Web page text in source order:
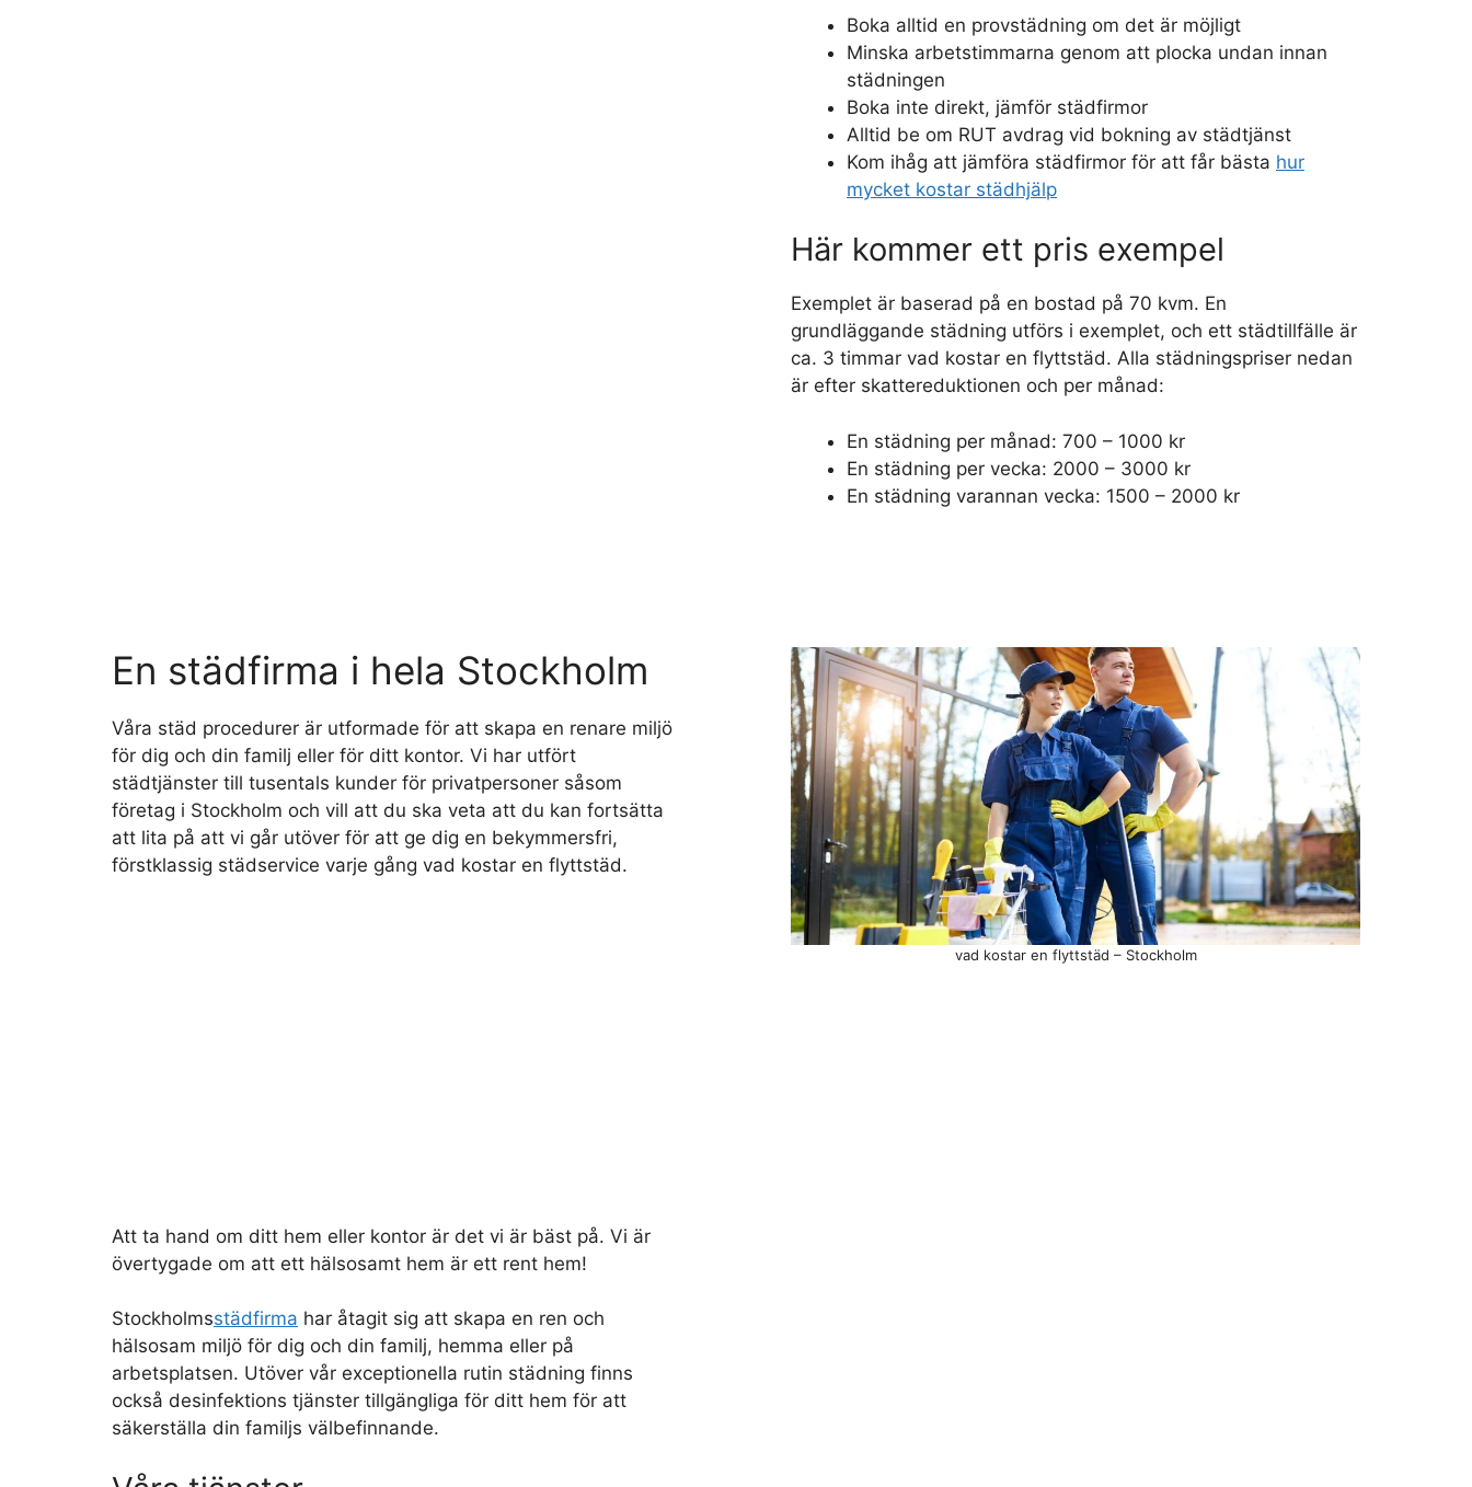
Boka alltid en provstädning om det är möjligt
Minska arbetstimmarna genom att plocka undan innan
städningen
Boka inte direkt, jämför städfirmor
Alltid be om RUT avdrag vid bokning av städtjänst
Kom ihåg att jämföra städfirmor för att får bästa hur
mycket kostar städhjälp
Här kommer ett pris exempel
Exemplet är baserad på en bostad på 70 kvm. En
grundläggande städning utförs i exemplet, och ett städtillfälle är
ca. 3 timmar vad kostar en flyttstäd. Alla städningspriser nedan
är efter skattereduktionen och per månad:
En städning per månad: 700 – 1000 kr
En städning per vecka: 2000 – 3000 kr
En städning varannan vecka: 1500 – 2000 kr
En städfirma i hela Stockholm
Våra städ procedurer är utformade för att skapa en renare miljö
för dig och din familj eller för ditt kontor. Vi har utfört
städtjänster till tusentals kunder för privatpersoner såsom
företag i Stockholm och vill att du ska veta att du kan fortsätta
att lita på att vi går utöver för att ge dig en bekymmersfri,
förstklassig städservice varje gång vad kostar en flyttstäd.
Att ta hand om ditt hem eller kontor är det vi är bäst på. Vi är
övertygade om att ett hälsosamt hem är ett rent hem!
Stockholmsstädfirma har åtagit sig att skapa en ren och
hälsosam miljö för dig och din familj, hemma eller på
arbetsplatsen. Utöver vår exceptionella rutin städning finns
också desinfektions tjänster tillgängliga för ditt hem för att
säkerställa din familjs välbefinnande.
vad kostar en flyttstäd – Stockholm